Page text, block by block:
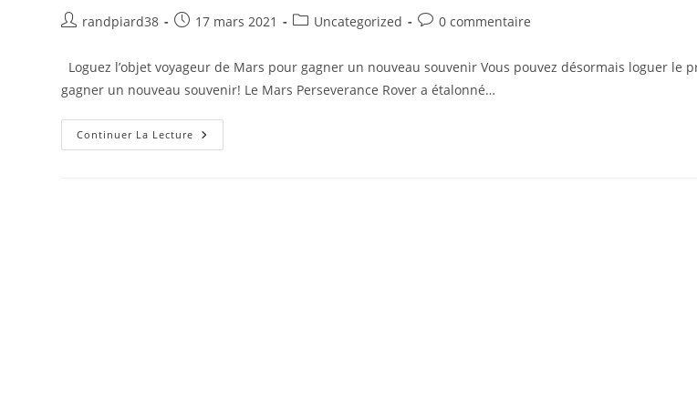
randpiard38 17 mars 2021 Uncategorized 0 commentaire
Loguez l’objet voyageur de Mars pour gagner un nouveau souvenir Vous pouvez désormais loguer
gagner un nouveau souvenir! Le Mars Perseverance Rover a étalonné…
Continuer La Lecture